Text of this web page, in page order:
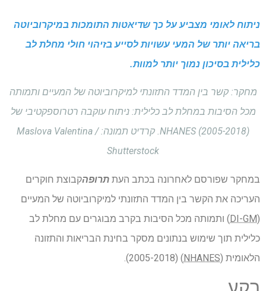
ניתוח לאומי מצביע על כך שדיאטות התומכות במיקרוביוטה
בריאה יותר של המעי עשויות לסייע בזיהוי חולי מחלת לב
כלילית בסיכון נמוך יותר למוות.
מחקר: קשר בין המדד התזונתי למיקרוביוטה של ​​המעיים ותמותה
מכל הסיבות במחלת לב כלילית: ניתוח עוקבה רטרוספקטיבי של
NHANES (2005-2018). קרדיט תמונה: Maslova Valentina /
Shutterstock
במחקר שפורסם לאחרונה בכתב העת תרופהקבוצת חוקרים
העריכה את הקשר בין המדד התזונתי למיקרוביוטה של ​​המעיים
(
DI-GM) ותמותה מכל הסיבות בקרב מבוגרים עם מחלת לב
כלילית תוך שימוש בנתונים מסקר בחינת הבריאות והתזונה
הלאומית (NHANES
) (2005-2018).